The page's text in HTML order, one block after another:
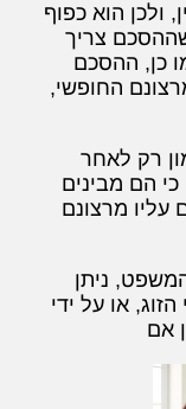
ולכן הוא כפוף
צריך
כן, ההסכם
החופשי,
רק לאחר
כי הם מבינים
מרצונם
ניתן
או על ידי
אם